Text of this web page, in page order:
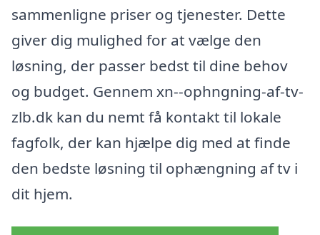
sammenligne priser og tjenester. Dette
giver dig mulighed for at vælge den
løsning, der passer bedst til dine behov
og budget. Gennem xn--ophngning-af-tv-
zlb.dk kan du nemt få kontakt til lokale
fagfolk, der kan hjælpe dig med at finde
den bedste løsning til ophængning af tv i
dit hjem.